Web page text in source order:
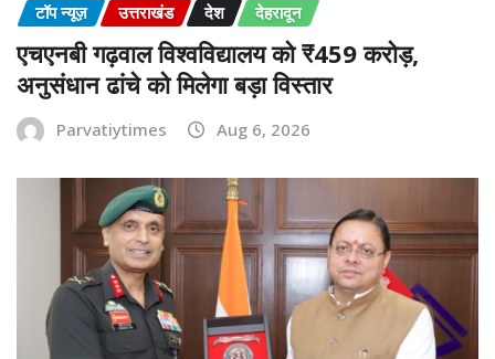
टॉप न्यूज़ उत्तराखंड देश देहरादून
एचएनबी गढ़वाल विश्वविद्यालय को ₹459 करोड़,
अनुसंधान ढांचे को मिलेगा बड़ा विस्तार
Parvatiytimes Aug 6, 2026